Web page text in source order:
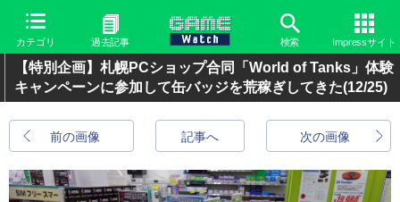
カテゴリ 過去記事 検索 Impressサイト
【特別企画】札幌PCショップ合同「World of Tanks」体験
キャンペーンに参加して缶バッジを荒稼ぎしてきた(12/25)
前の画像 次の画像
記事へ